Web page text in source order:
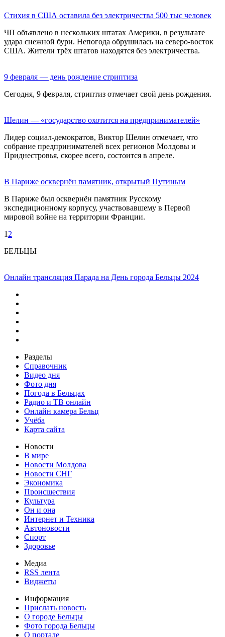
Стихия в США оставила без электричества 500 тыс человек
ЧП объявлено в нескольких штатах Америки, в результате
удара снежной бури. Непогода обрушилась на северо-восток
США. Жители трёх штатов находятся без электричества.
9 февраля — день рождение стриптиза
Сегодня, 9 февраля, стриптиз отмечает свой день рождения.
Шелин — «государство охотится на предпринимателей»
Лидер социал-демократов, Виктор Шелин отмечает, что
собрание предпринимателей всех регионов Молдовы и
Приднестровья, скорее всего, состоится в апреле.
В Париже осквернён памятник, открытый Путиным
В Париже был осквернён памятник Русскому
экспедиционному корпусу, участвовавшему в Первой
мировой войне на территории Франции.
1 2
БЕЛЬЦЫ
Онлайн трансляция Парада на День города Бельцы 2024
Разделы
Справочник
Видео дня
Фото дня
Погода в Бельцах
Радио и ТВ онлайн
Онлайн камера Бельц
Учёба
Карта сайта
Новости
В мире
Новости Молдова
Новости СНГ
Экономика
Происшествия
Культура
Он и она
Интернет и Техника
Автоновости
Спорт
Здоровье
Медиа
RSS лента
Виджеты
Информация
Прислать новость
О городе Бельцы
Фото города Бельцы
О портале